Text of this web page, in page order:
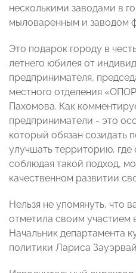
несколькими заводами в
мыловаренным и заводом
Это подарок городу в
летнего юбилея от
предпринимателя,
местного отделения
Пахомова. Как
предприниматели - это
который обязан созидать
улучшать территорию,
соблюдая такой подход,
качественном развитии
Нельзя не упомянуть, что
отметила своим участием
Начальник департамента
политики Лариса